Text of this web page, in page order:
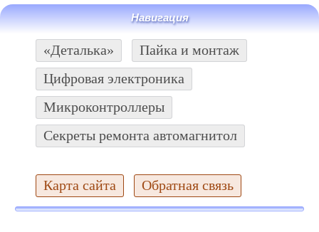
Навигация
«Деталька»
Пайка и монтаж
Цифровая электроника
Микроконтроллеры
Секреты ремонта автомагнитол
Карта сайта Обратная связь